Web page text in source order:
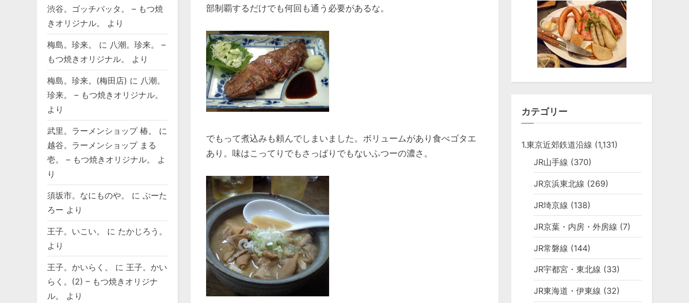
部制覇するだけでも何回も通う必要があるな。
でもって煮込みも頼んでしまいました。ボリュームがあり食べゴタエ
あり。味はこってりでもさっぱりでもないふつーの濃さ。
渋谷。ゴッチバッタ。 – もつ焼
きオリジナル。
より
梅島。珍来。 に 八潮。珍来。 –
もつ焼きオリジナル。
より
梅島。珍来。(梅田店) に 八潮。
珍来。 – もつ焼きオリジナル。
より
武里。ラーメンショップ 椿。
に
越谷。ラーメンショップ まる
壱。 – もつ焼きオリジナル。
よ
り
須坂市。なにものや。 に ぷーた
ろー より
王子。いこい。 に たかじろう。
より
王子。かいらく。 に 王子。かい
らく。(2) – もつ焼きオリジナ
ル。
より
カテゴリー
1.東京近郊鉄道沿線 (1,131)
JR山手線 (370)
JR京浜東北線 (269)
JR埼京線 (138)
JR京葉・内房・外房線 (7)
JR常磐線 (144)
JR宇都宮・東北線 (33)
JR東海道・伊東線 (32)